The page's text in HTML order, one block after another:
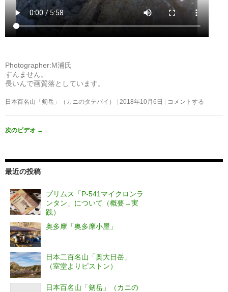
Photographer:M浦氏
すんません。
長いんで画質落としています。
日本百名山「剱岳」（カニのタテバイ） 2018年10月6日 コメントする
次のビデオ →
最近の投稿
プリムス「P-541マイクロンラ
ンタン」について（概要→実
践）
奥多摩「奥多摩小屋」
日本二百名山「奥大日岳」
（室堂よりピストン）
日本百名山「剱岳」（カニの